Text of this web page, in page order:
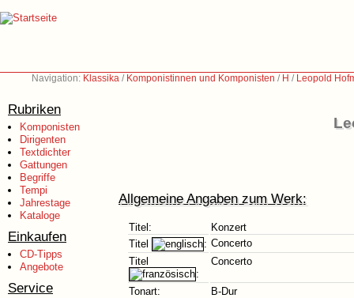
Navigation: Klassika / Komponistinnen und Komponisten / H / Leopold
Rubriken
Komponisten
Dirigenten
Textdichter
Gattungen
Begriffe
Tempi
Jahrestage
Kataloge
Einkaufen
CD-Tipps
Angebote
Service
Allgemeine Angaben zum Werk:
Titel:
Konzert
Titel
: Concerto
Titel
:
Concerto
Tonart:
B-Dur